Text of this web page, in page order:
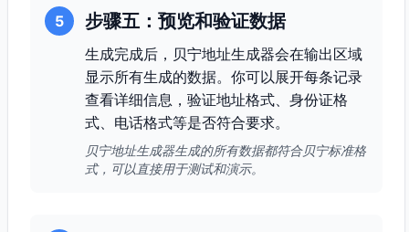
5 步骤五：预览和验证数据
生成完成后，贝宁地址生成器会在输出区域
显示所有生成的数据。你可以展开每条记录
查看详细信息，验证地址格式、身份证格
式、电话格式等是否符合要求。
贝宁地址生成器生成的所有数据都符合贝宁标准格
式，可以直接用于测试和演示。